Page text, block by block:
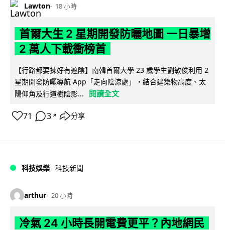
Lawton 18 小時
首爾大生 2 星期開發防曬地圖 一日暴增
2 萬人下載衝榜首
【行路都要揀好有遮陰】南韓首爾大學 23 歲學生劉敏俊利用 2
星期開發防曬導航 App「走向陰涼處」，結合建築物高度、太
陽仰角及行道樹陰影...
閱讀全文
71 3 ↗ 分享
科技娛樂 科技新聞
arthur 20 小時
冷氣 24 小時長開電費更平？內地網民